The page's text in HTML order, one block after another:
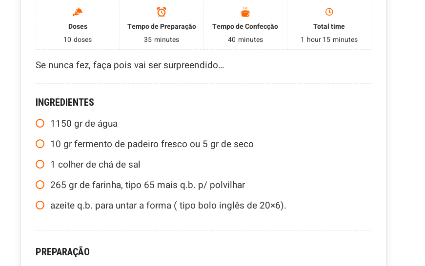
Doses
10 doses
Tempo de Preparação
35 minutes
Tempo de Confecção
40 minutes
Total time
1 hour15 minutes
Se nunca fez, faça pois vai ser surpreendido…
INGREDIENTES
1150 gr de água
10 grfermento de padeiro fresco ou 5 gr de seco
1 colher de chá de sal
265 gr de farinha, tipo 65 mais q.b. p/ polvilhar
azeite q.b. para untar a forma ( tipo bolo inglês de 20×6).
PREPARAÇÃO